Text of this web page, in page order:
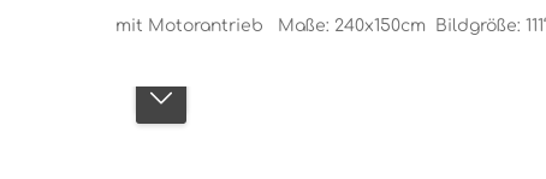
mit Motorantrieb Maße: 240x150cm Bildgröße: